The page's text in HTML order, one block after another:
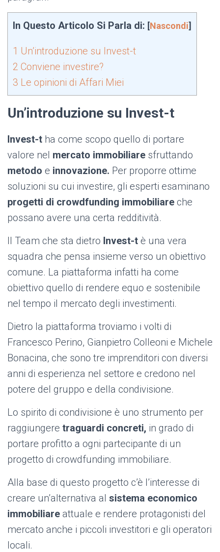
In Questo Articolo Si Parla di: [Nascondi]
1 Un’introduzione su Invest-t
2 Conviene investire?
3 Le opinioni di Affari Miei
Un’introduzione su Invest-t
Invest-t ha come scopo quello di portare
valore nel mercato immobiliare sfruttando
metodo e innovazione. Per proporre ottime
soluzioni su cui investire, gli esperti esaminano
progetti di crowdfunding immobiliare che
possano avere una certa redditività.
Il Team che sta dietro Invest-t è una vera
squadra che pensa insieme verso un obiettivo
comune. La piattaforma infatti ha come
obiettivo quello di rendere equo e sostenibile
nel tempo il mercato degli investimenti.
Dietro la piattaforma troviamo i volti di
Francesco Perino, Gianpietro Colleoni e Michele
Bonacina, che sono tre imprenditori con diversi
anni di esperienza nel settore e credono nel
potere del gruppo e della condivisione.
Lo spirito di condivisione è uno strumento per
raggiungere traguardi concreti, in grado di
portare profitto a ogni partecipante di un
progetto di crowdfunding immobiliare.
Alla base di questo progetto c’è l’interesse di
creare un’alternativa al sistema economico
immobiliare attuale e rendere protagonisti del
mercato anche i piccoli investitori e gli operatori
locali.